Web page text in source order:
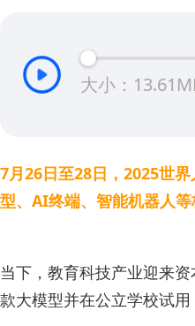
大小：
7月26日至28日，2025世
型、AI终端、智能机器人等
当下，教育科技产业迎来
款大模型并在公立学校试